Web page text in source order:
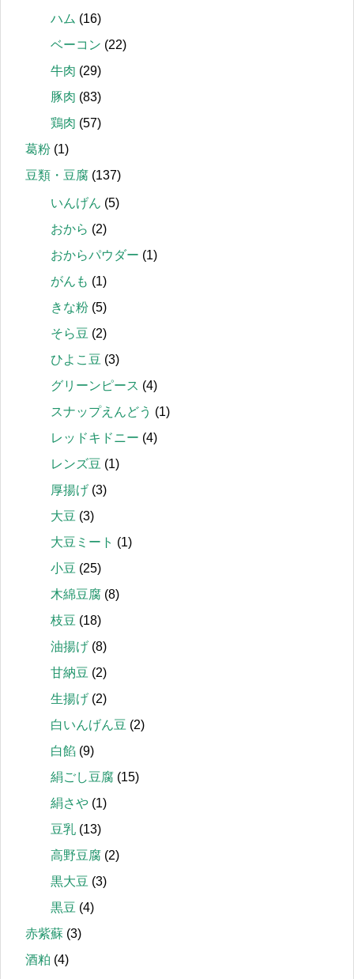
ハム (16)
ベーコン (22)
牛肉 (29)
豚肉 (83)
鶏肉 (57)
葛粉 (1)
豆類・豆腐 (137)
いんげん (5)
おから (2)
おからパウダー (1)
がんも (1)
きな粉 (5)
そら豆 (2)
ひよこ豆 (3)
グリーンピース (4)
スナップえんどう (1)
レッドキドニー (4)
レンズ豆 (1)
厚揚げ (3)
大豆 (3)
大豆ミート (1)
小豆 (25)
木綿豆腐 (8)
枝豆 (18)
油揚げ (8)
甘納豆 (2)
生揚げ (2)
白いんげん豆 (2)
白餡 (9)
絹ごし豆腐 (15)
絹さや (1)
豆乳 (13)
高野豆腐 (2)
黒大豆 (3)
黒豆 (4)
赤紫蘇 (3)
酒粕 (4)